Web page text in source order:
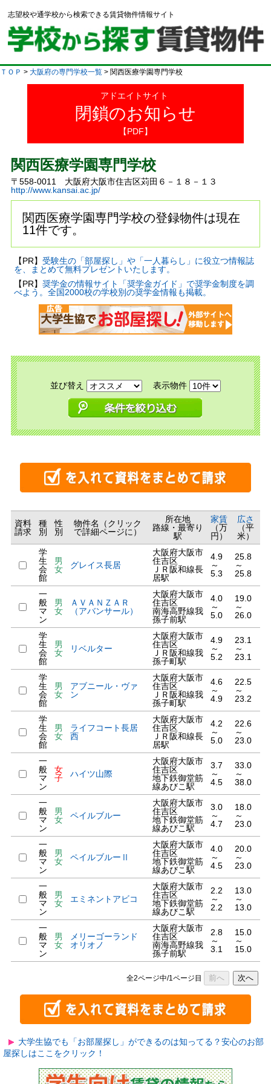
志望校や通学校から検索できる賃貸物件情報サイト
ＴＯＰ > 大阪府の専門学校一覧 > 関西医療学園専門学校
アドエイトサイト
閉鎖のお知らせ
【PDF】
関西医療学園専門学校
〒558-0011 大阪府大阪市住吉区苅田６－１８－１３
http://www.kansai.ac.jp/
関西医療学園専門学校の登録物件は現在
11件です。
【PR】 受験生の「部屋探し」や「一人暮らし」に役立つ情報誌
を、まとめて無料プレゼントいたします。
【PR】 奨学金の情報サイト「奨学金ガイド」で奨学金制度を調
べよう。全国2000校の学校別の奨学金情報も掲載。
並び替え 表示物件
資料
請求
種
別
性
別
物件名（クリック
で詳細ページに）
所在地
路線・最寄り
駅
家賃
（万
円）
広さ
（平
米）
学
生
会
館
男
女
グレイス長居
大阪府大阪市
住吉区
ＪＲ阪和線長
居駅
4.9
～
5.3
25.8
～
25.8
一
般
マ
ン
男
女
ＡＶＡＮＺＡＲ
（アバンサール）
大阪府大阪市
住吉区
南海高野線我
孫子前駅
4.0
～
5.0
19.0
～
26.0
学
生
会
館
男
女
リベルター
大阪府大阪市
住吉区
ＪＲ阪和線我
孫子町駅
4.9
～
5.2
23.1
～
23.1
学
生
会
館
男
女
アブニール・ヴァ
ン
大阪府大阪市
住吉区
ＪＲ阪和線我
孫子町駅
4.6
～
4.9
22.5
～
23.2
学
生
会
館
男
女
ライフコート長居
西
大阪府大阪市
住吉区
ＪＲ阪和線長
居駅
4.2
～
5.0
22.6
～
23.0
一
般
マ
ン
女
子
ハイツ山際
大阪府大阪市
住吉区
地下鉄御堂筋
線あびこ駅
3.7
～
4.5
33.0
～
38.0
一
般
マ
ン
男
女
ペイルブルー
大阪府大阪市
住吉区
地下鉄御堂筋
線あびこ駅
3.0
～
4.7
18.0
～
23.0
一
般
マ
ン
男
女
ペイルブルーⅡ
大阪府大阪市
住吉区
地下鉄御堂筋
線あびこ駅
4.0
～
4.5
20.0
～
23.0
一
般
マ
ン
男
女
エミネントアビコ
大阪府大阪市
住吉区
地下鉄御堂筋
線あびこ駅
2.2
～
2.2
13.0
～
13.0
一
般
マ
ン
男
女
メリーゴーランド
オリオノ
大阪府大阪市
住吉区
南海高野線我
孫子前駅
2.8
～
3.1
15.0
～
15.0
全2ページ中/1ページ目 前へ 次へ
大学生協でも「お部屋探し」ができるのは知ってる？安心のお部
屋探しはここをクリック！